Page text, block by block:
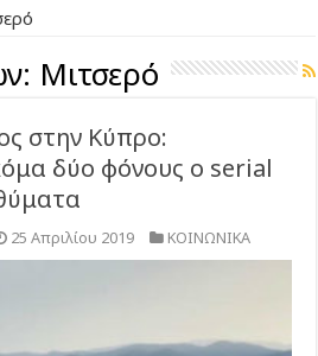
Μιτσερό
στην Κύπρο:
δύο φόνους ο serial
25 Απριλίου 2019 ΚΟΙΝΩΝΙΚΑ